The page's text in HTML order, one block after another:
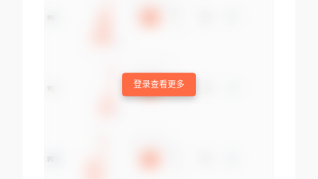
登录查看更多